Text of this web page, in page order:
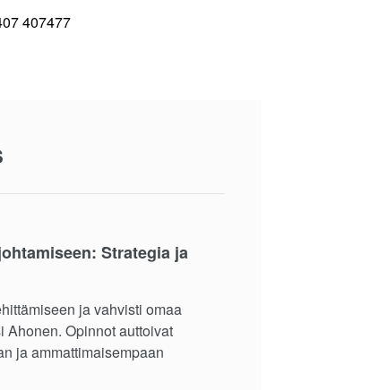
407477
Strategia ja
ja vahvisti omaa
Ahonen. Opinnot auttoivat
ja ammattimaisempaan